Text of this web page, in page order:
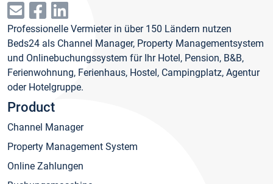
Professionelle Vermieter in über 150 Ländern nutzen
Beds24 als Channel Manager, Property Managementsystem
und Onlinebuchungssystem für Ihr Hotel, Pension, B&B,
Ferienwohnung, Ferienhaus, Hostel, Campingplatz, Agentur
oder Hotelgruppe.
Product
Channel Manager
Property Management System
Online Zahlungen